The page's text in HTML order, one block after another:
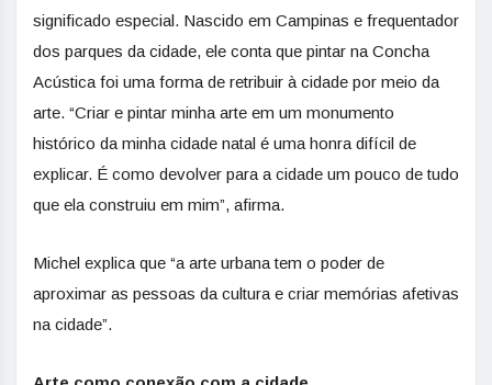
significado especial. Nascido em Campinas e frequentador
dos parques da cidade, ele conta que pintar na Concha
Acústica foi uma forma de retribuir à cidade por meio da
arte. “Criar e pintar minha arte em um monumento
histórico da minha cidade natal é uma honra difícil de
explicar. É como devolver para a cidade um pouco de tudo
que ela construiu em mim”, afirma.
Michel explica que “a arte urbana tem o poder de
aproximar as pessoas da cultura e criar memórias afetivas
na cidade”.